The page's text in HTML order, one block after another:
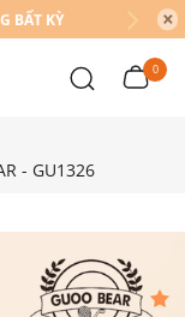
BẤT KỲ
0
- GU1326